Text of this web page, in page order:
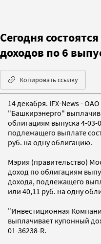
Сегодня
доходов по 6
Копировать ссылку
14 декабря. IFX-News -
"Башкирэнерго"
облигациям выпуска 4-03-
подлежащего выплате
руб. на одну облигацию.
Мэрия (правительство)
доход по облигациям
дохода, подлежащего
или 40,11 руб. на одну
"Инвестиционная
выплачивает купонный
01-36238-R.